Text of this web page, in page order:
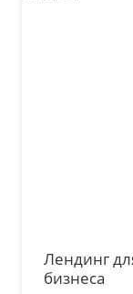
Лендинг
бизнеса